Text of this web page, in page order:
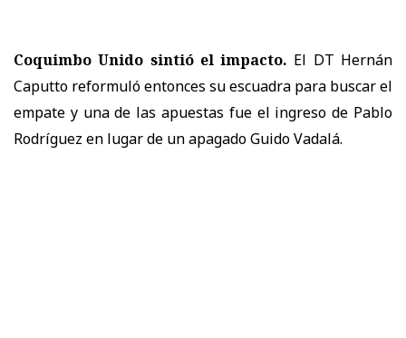
Coquimbo Unido sintió el impacto. El DT Hernán
Caputto reformuló entonces su escuadra para buscar el
empate y una de las apuestas fue el ingreso de Pablo
Rodríguez en lugar de un apagado Guido Vadalá.